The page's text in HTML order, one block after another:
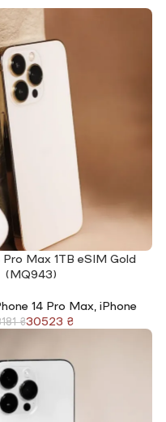
Pro Max 1TB eSIM Gold
(MQ943)
14 Pro Max iPhone
₴30523 ₴